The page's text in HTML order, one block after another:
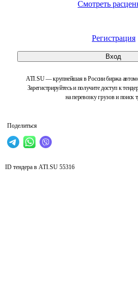
Смотреть
Регистрация
Вход
ATI.SU — крупнейшая в России биржа
Зарегистрируйтесь и получите доступ к
на перевозку грузов и поиск
Поделиться
ID тендера в ATI.SU 55316